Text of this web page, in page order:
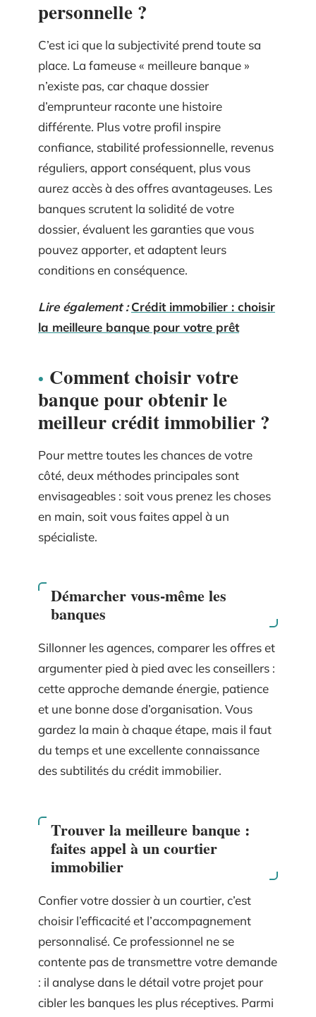
personnelle ?
C’est ici que la subjectivité prend toute sa
place. La fameuse « meilleure banque »
n’existe pas, car chaque dossier
d’emprunteur raconte une histoire
différente. Plus votre profil inspire
confiance, stabilité professionnelle, revenus
réguliers, apport conséquent, plus vous
aurez accès à des offres avantageuses. Les
banques scrutent la solidité de votre
dossier, évaluent les garanties que vous
pouvez apporter, et adaptent leurs
conditions en conséquence.
Lire également : Crédit immobilier : choisir
la meilleure banque pour votre prêt
Comment choisir votre
banque pour obtenir le
meilleur crédit immobilier ?
Pour mettre toutes les chances de votre
côté, deux méthodes principales sont
envisageables : soit vous prenez les choses
en main, soit vous faites appel à un
spécialiste.
Démarcher vous-même les
banques
Sillonner les agences, comparer les offres et
argumenter pied à pied avec les conseillers :
cette approche demande énergie, patience
et une bonne dose d’organisation. Vous
gardez la main à chaque étape, mais il faut
du temps et une excellente connaissance
des subtilités du crédit immobilier.
Trouver la meilleure banque :
faites appel à un courtier
immobilier
Confier votre dossier à un courtier, c’est
choisir l’efficacité et l’accompagnement
personnalisé. Ce professionnel ne se
contente pas de transmettre votre demande
: il analyse dans le détail votre projet pour
cibler les banques les plus réceptives. Parmi